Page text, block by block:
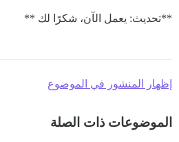
**تحديث: يعمل الآن، شكرًا لك **
إظهار المنشور في الموضوع
الموضوعات ذات الصلة